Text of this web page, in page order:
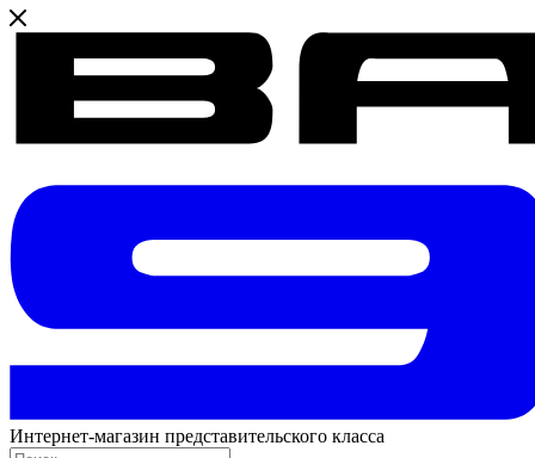
Интернет-магазин представительского класса